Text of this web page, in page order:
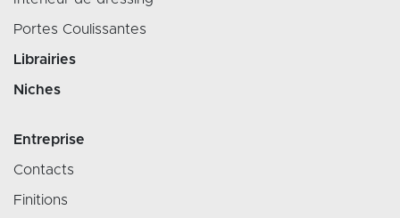
Portes Coulissantes
Librairies
Niches
Entreprise
Contacts
Finitions